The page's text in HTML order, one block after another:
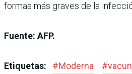
formas más graves de la
Fuente: AFP.
Etiquetas: #Moderna #